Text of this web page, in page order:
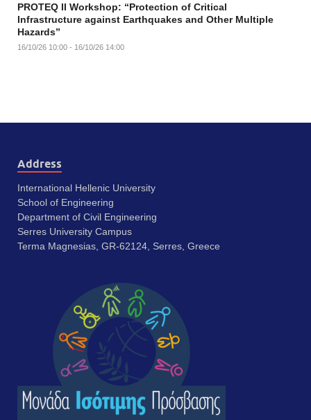
PROTEQ II Workshop: “Protection of Critical
Infrastructure against Earthquakes and Other Multiple
Hazards”
16/10/26 10:00 - 16/10/26 14:00
Address
International Hellenic University
School of Engineering
Department of Civil Engineering
Serres University Campus
Terma Magnesias, GR-62124, Serres, Greece